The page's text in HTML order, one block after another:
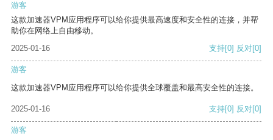
游客
这款加速器VPM应用程序可以给你提供最高速度和安全性的连接，并帮
助你在网络上自由移动。
2025-01-16
支持[0] 反对[0]
游客
这款加速器VPM应用程序可以给你提供全球覆盖和最高安全性的连接。
2025-01-16 支持[0] 反对[0]
游客